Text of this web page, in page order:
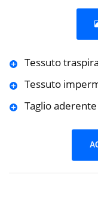
Tessuto
Tessuto
Taglio aderente